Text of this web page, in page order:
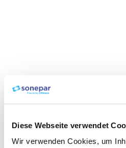
Diese Webseite verwendet
Wir verwenden Cookies, um